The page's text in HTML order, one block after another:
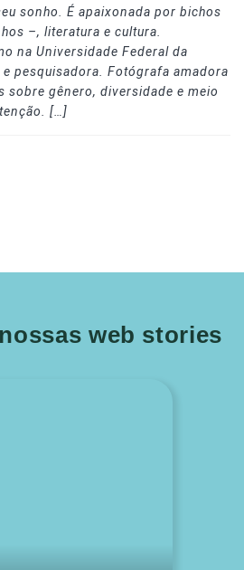
sonho. É apaixonada por bichos
–, literatura e cultura.
na Universidade Federal da
pesquisadora. Fotógrafa amadora
sobre gênero, diversidade e meio
[…]
web stories